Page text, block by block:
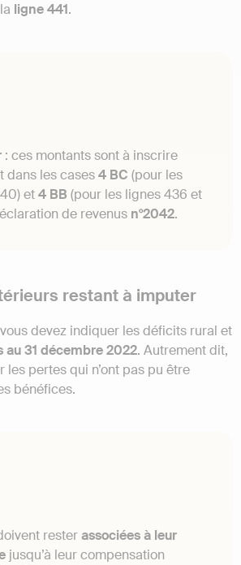
ligne 441.
: ces montants sont à inscrire
dans les cases4 BC (pour les
et4 BB (pour les lignes 436 et
de revenus n°2042.
restant à imputer
devez indiquer les déficits rural et
au 31 décembre 2022. Autrement dit,
les pertes qui n’ont pas pu être
bénéfices.
resterassociées à leur
jusqu’à leur compensation